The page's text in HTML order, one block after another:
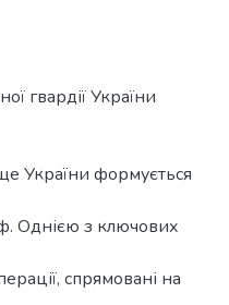
гвардії України
України формується
Однією з ключових
спрямовані на